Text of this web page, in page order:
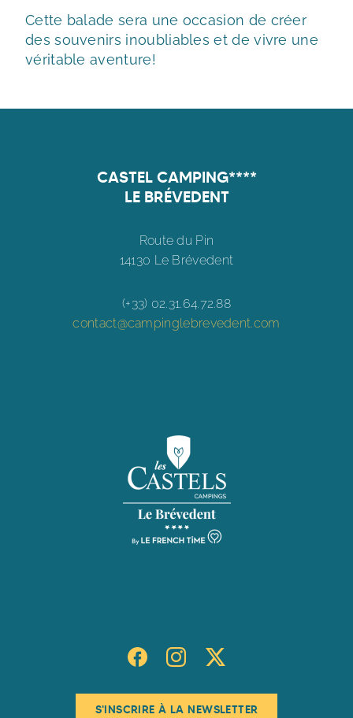
Cette balade sera une occasion de créer
des souvenirs inoubliables et de vivre une
véritable aventure!
CASTEL CAMPING****
LE BRÉVEDENT
Route du Pin
14130 Le Brévedent
(+33) 02.31.64.72.88
contact@campinglebrevedent.com
S'INSCRIRE À LA NEWSLETTER